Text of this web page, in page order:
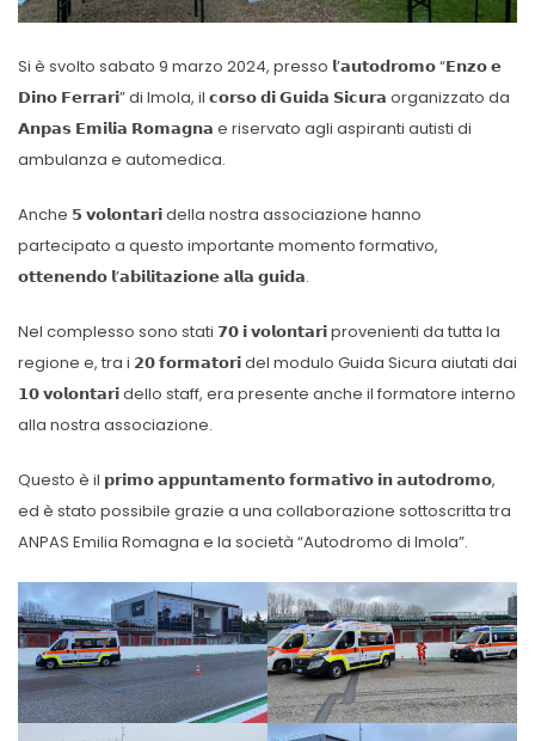
Si è svolto sabato 9 marzo 2024, presso 𝗹’𝗮𝘂𝘁𝗼𝗱𝗿𝗼𝗺𝗼 “𝗘𝗻𝘇𝗼 𝗲
𝗗𝗶𝗻𝗼 𝗙𝗲𝗿𝗿𝗮𝗿𝗶” di Imola, il 𝗰𝗼𝗿𝘀𝗼 𝗱𝗶 𝗚𝘂𝗶𝗱𝗮 𝗦𝗶𝗰𝘂𝗿𝗮 organizzato da
𝗔𝗻𝗽𝗮𝘀 𝗘𝗺𝗶𝗹𝗶𝗮 𝗥𝗼𝗺𝗮𝗴𝗻𝗮 e riservato agli aspiranti autisti di
ambulanza e automedica.
Anche 𝟱 𝘃𝗼𝗹𝗼𝗻𝘁𝗮𝗿𝗶 della nostra associazione hanno
partecipato a questo importante momento formativo,
𝗼𝘁𝘁𝗲𝗻𝗲𝗻𝗱𝗼 𝗹’𝗮𝗯𝗶𝗹𝗶𝘁𝗮𝘇𝗶𝗼𝗻𝗲 𝗮𝗹𝗹𝗮 𝗴𝘂𝗶𝗱𝗮.
Nel complesso sono stati 𝟳𝟬 𝗶 𝘃𝗼𝗹𝗼𝗻𝘁𝗮𝗿𝗶 provenienti da tutta la
regione e, tra i 𝟮𝟬 𝗳𝗼𝗿𝗺𝗮𝘁𝗼𝗿𝗶 del modulo Guida Sicura aiutati dai
𝟭𝟬 𝘃𝗼𝗹𝗼𝗻𝘁𝗮𝗿𝗶 dello staff, era presente anche il formatore interno
alla nostra associazione.
Questo è il 𝗽𝗿𝗶𝗺𝗼 𝗮𝗽𝗽𝘂𝗻𝘁𝗮𝗺𝗲𝗻𝘁𝗼 𝗳𝗼𝗿𝗺𝗮𝘁𝗶𝘃𝗼 𝗶𝗻 𝗮𝘂𝘁𝗼𝗱𝗿𝗼𝗺𝗼,
ed è stato possibile grazie a una collaborazione sottoscritta tra
ANPAS Emilia Romagna e la società “Autodromo di Imola”.